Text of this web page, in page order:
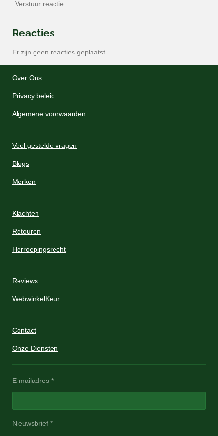
Verstuur reactie
Reacties
Er zijn geen reacties geplaatst.
Over Ons
Privacy beleid
Algemene voorwaarden
Veel gestelde vragen
Blogs
Merken
Klachten
Retouren
Herroepingsrecht
Reviews
WebwinkelKeur
Contact
Onze Diensten
E-mailadres *
Nieuwsbrief *